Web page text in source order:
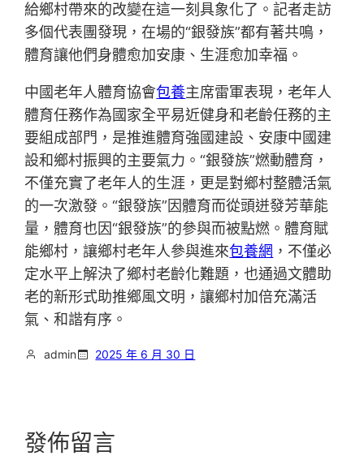
給鄉村帶來的改變在這一刻具象化了。記者走訪
多個代表團發現，在場的“銀發族”都有著共鳴，
體育讓他們身體愈加安康、生涯愈加幸福。
中國老年人體育協會包養主席雷軍表現，老年人
體育任務作為國家全平易近健身和老齡任務的主
要組成部門，是推進體育強國建設、安康中國建
設和鄉村振興的主要氣力。“銀發族”燃動體育，
不僅充實了老年人的生涯，更是對鄉村整體活氣
的一次激發。“銀發族”因體育而從頭迸發芳華能
量，體育也因“銀發族”的參與而被點燃。體育賦
能鄉村，讓鄉村老年人參與進來包養網 ，不僅必
定水平上解決了鄉村老齡化難題，也通過文體助
老的新形式助推鄉風文明，讓鄉村加倍充滿活
氣、和諧有序。
admin 2025 年 6 月 30 日
發佈留言